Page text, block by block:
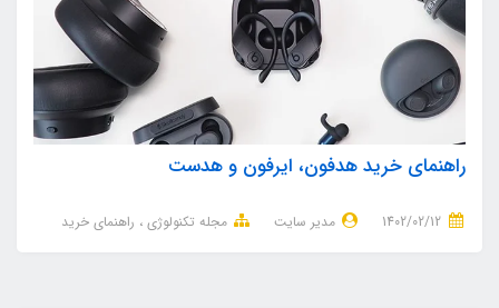
راهنمای خرید هدفون، ایرفون و هدست
مدیر سایت مجله تکنولوژی راهنمای خرید